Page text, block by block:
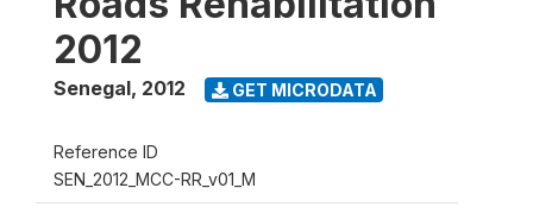
2012
Senegal, 2012 GET MICRODATA
Reference ID
SEN_2012_MCC-RR_v01_M